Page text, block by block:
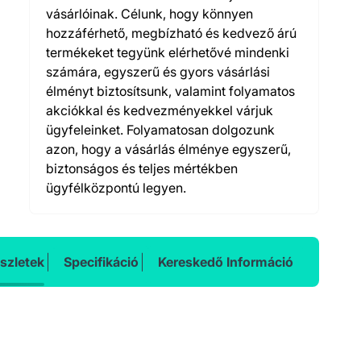
vásárlóinak. Célunk, hogy könnyen
hozzáférhető, megbízható és kedvező árú
termékeket tegyünk elérhetővé mindenki
számára, egyszerű és gyors vásárlási
élményt biztosítsunk, valamint folyamatos
akciókkal és kedvezményekkel várjuk
ügyfeleinket. Folyamatosan dolgozunk
azon, hogy a vásárlás élménye egyszerű,
biztonságos és teljes mértékben
ügyfélközpontú legyen.
Specifikáció Kereskedő Információ